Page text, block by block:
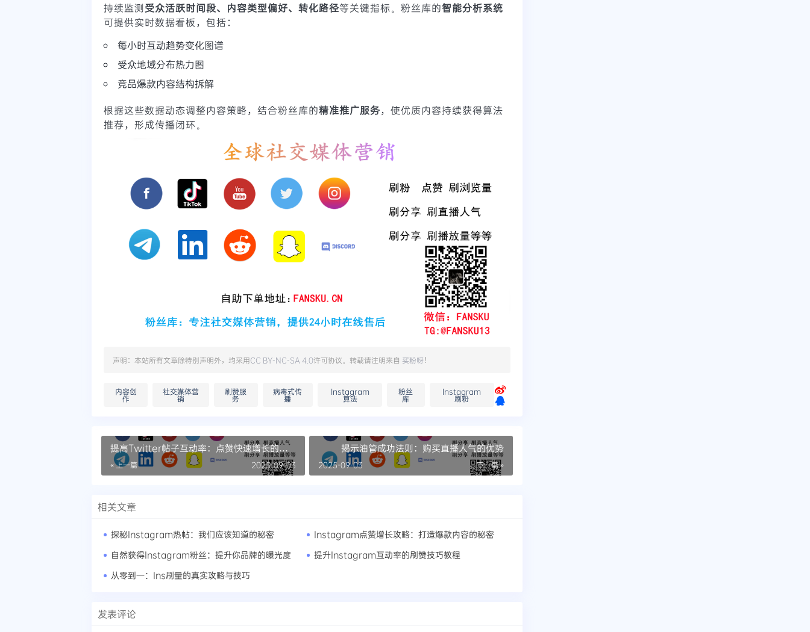
持续监测受众活跃时间段、内容类型偏好、转化路径等关键指标。粉丝库的智能分析系统
可提供实时数据看板，包括：
每小时互动趋势变化图谱
受众地域分布热力图
竞品爆款内容结构拆解
根据这些数据动态调整内容策略，结合粉丝库的精准推广服务，使优质内容持续获得算法
推荐，形成传播闭环。
声明：本站所有文章除特别声明外，均采用CC BY-NC-SA 4.0许可协议。转载请注明来自 买粉呀！
内容创
作
社交媒体营
销
刷赞服
务
病毒式传
播
Instagram
算法
粉丝
库
Instagram
刷粉
提高Twitter帖子互动率：点赞快速增长的小
窍门
« 上一篇 2025-09-03
揭示油管成功法则：购买直播人气的优势
下一篇 »
2025-09-03
相关文章
探秘Instagram热帖：我们应该知道的秘密
Instagram点赞增长攻略：打造爆款内容的秘密
自然获得Instagram粉丝：提升你品牌的曝光度
提升Instagram互动率的刷赞技巧教程
从零到一：Ins刷量的真实攻略与技巧
发表评论